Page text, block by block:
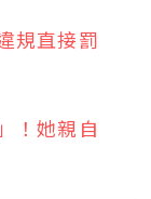
規直接罰
！她親自